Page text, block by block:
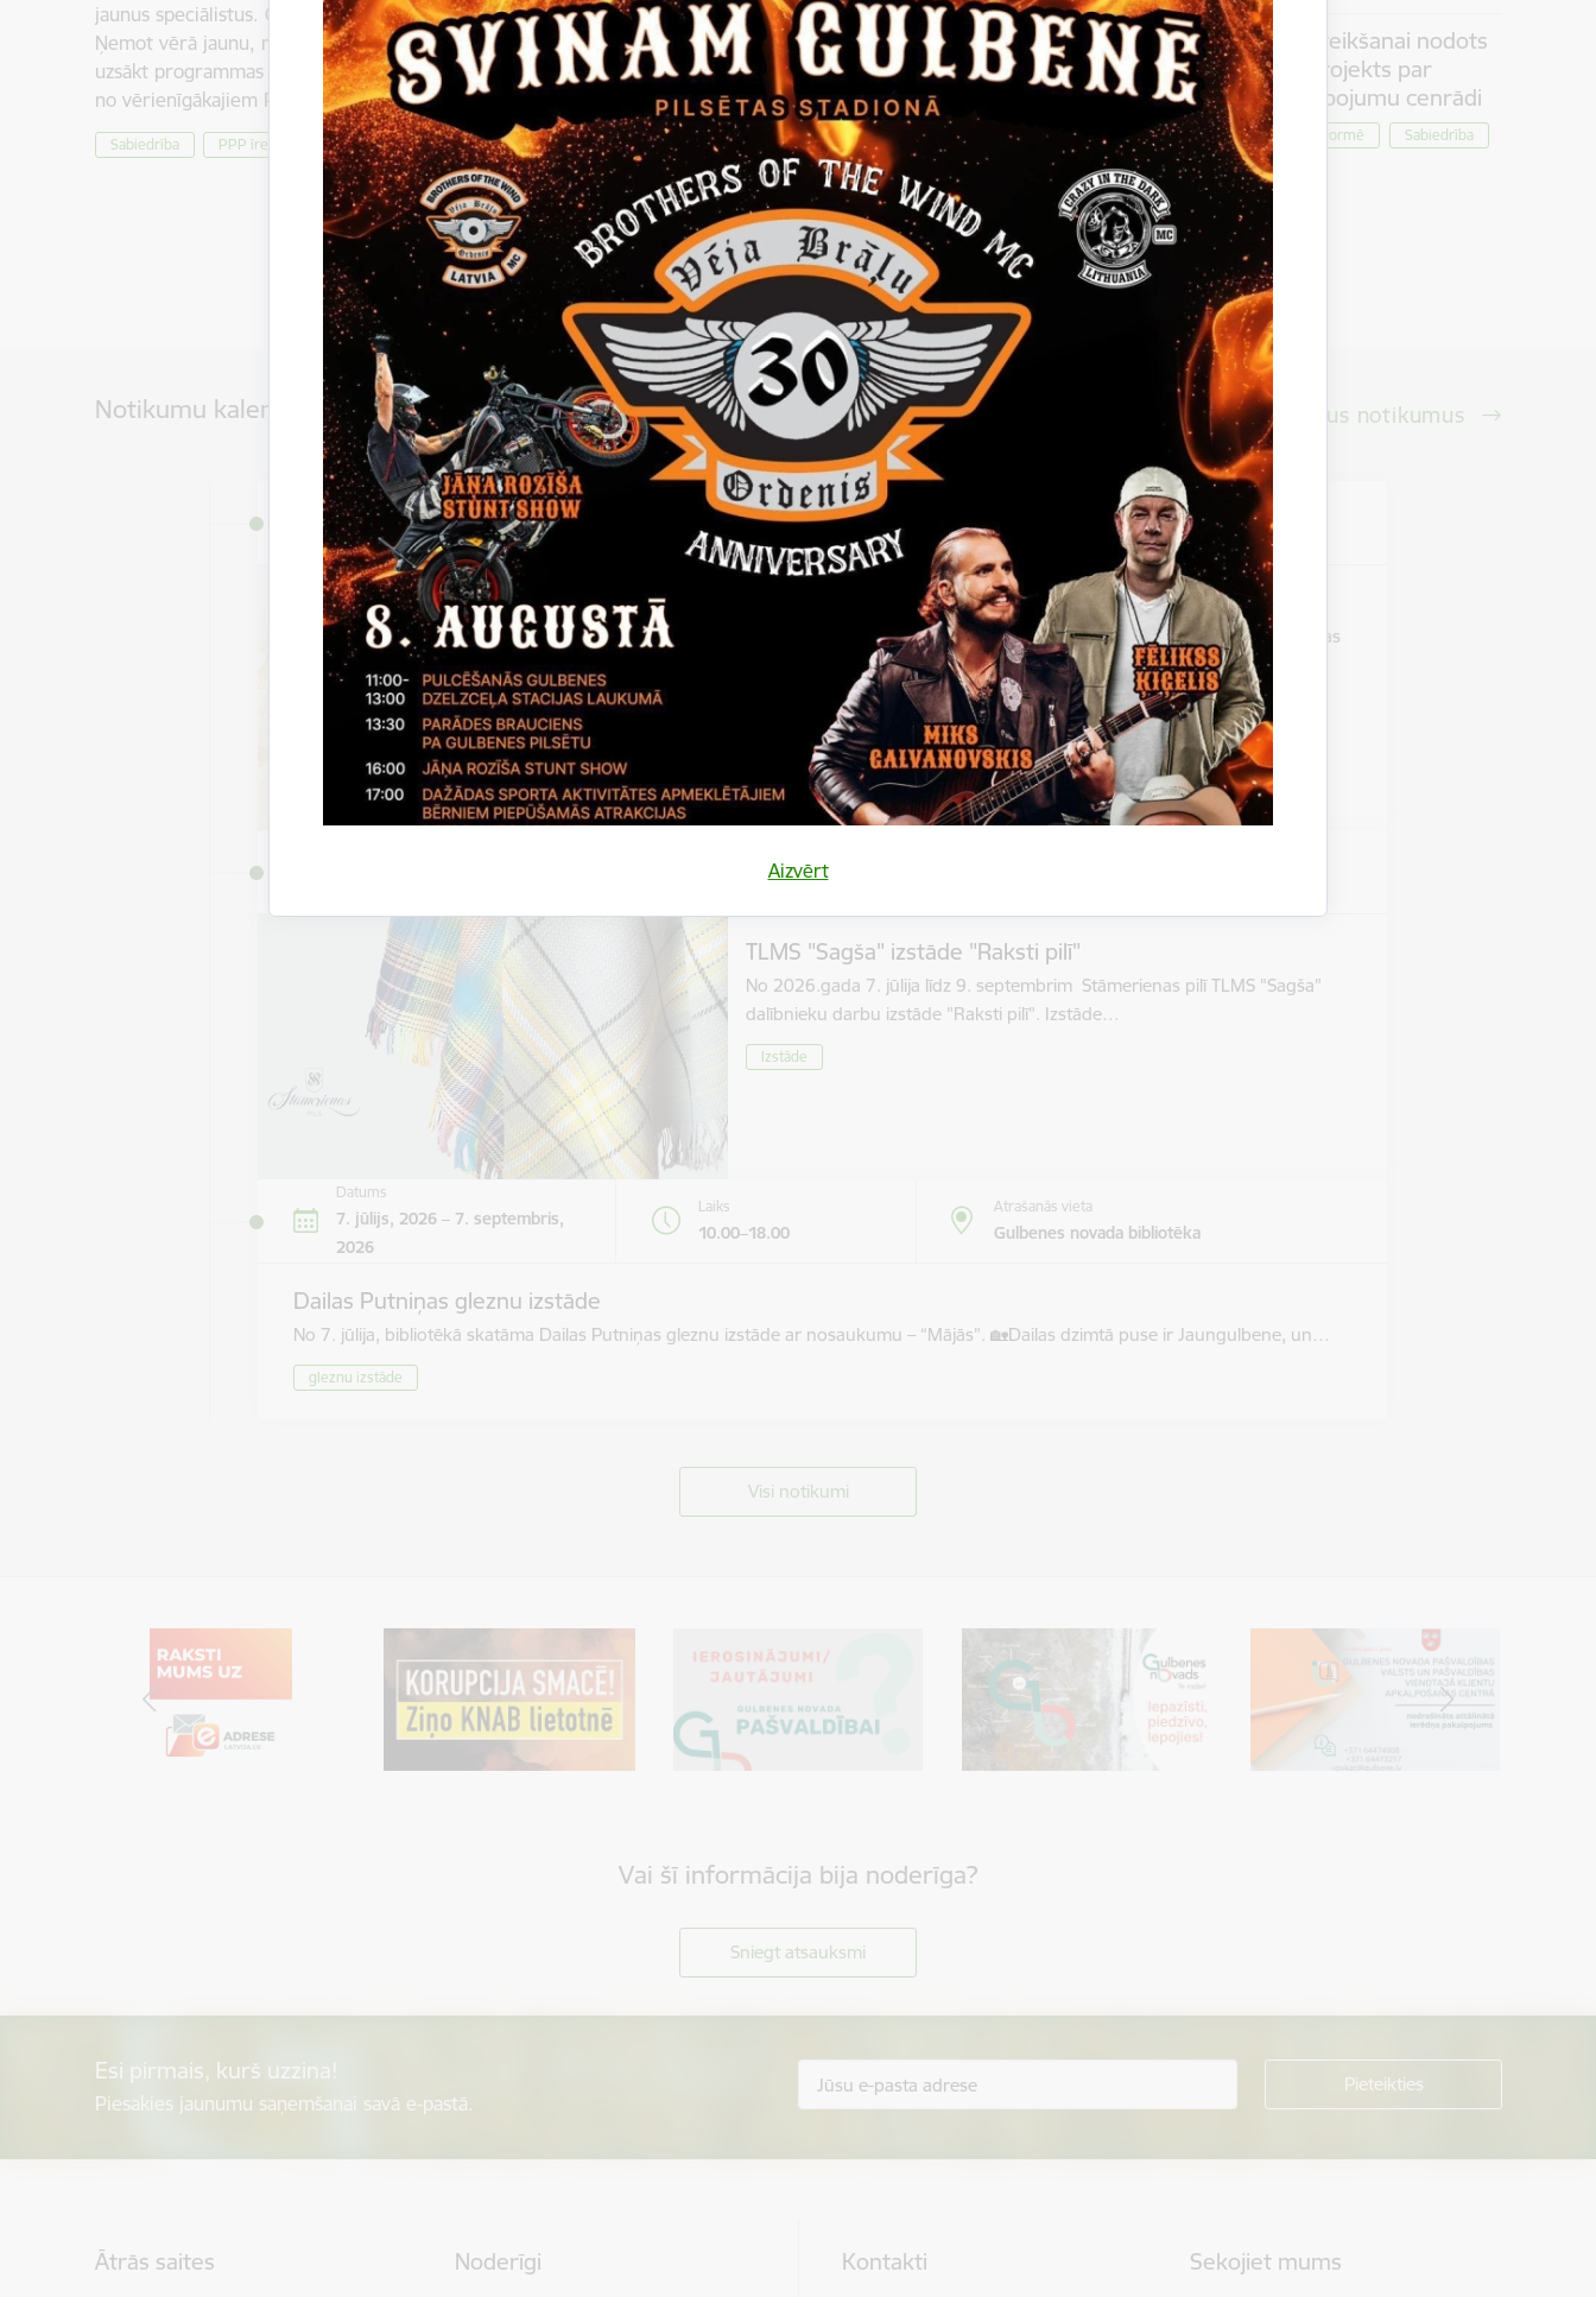
Aizvērt
jaunus speciālistus. Gulbenes pilsētas stāsts PPP mājokļu programmā skatāms:
Ņemot vērā jaunu, mūsdienīgu, kvalitatīvu dzīvokļu trūkumu, valdība nolēmusi
uzsākt programmas "Īres mājokļi profesionāļiem Latvijā" īstenošanu. Tas ir viens
no vērienīgākajiem PPP mājokļu attīstības…
Sabiedrība PPP īres mājokļu programma
Iedzīvotāju viedokļa izteikšanai nodots
saistošo noteikumu projekts par
tūrisma maksas pakalpojumu cenrādi
30.07.2026. Pašvaldība informē Sabiedrība
Visi jaunumi
Notikumu kalendārs Skatīt visus notikumus
Datums
3. jūlijs, 2026 – 31. augusts, 2026
Laiks
Visu dienu Stāmerienas pils
Izstāde "Zirgi klētī"
Līdz septembrim Stāmerienas pils klētī izstāde "Zirgi klētī". Beļavas mākslas
studija "Krāsu prieks" aicina uz gleznu izstādi,…
Visu dienu
TLMS "Sagša" izstāde "Raksti pilī"
No 2026.gada 7. jūlija līdz 9. septembrim Stāmerienas pilī TLMS "Sagša"
dalībnieku darbu izstāde "Raksti pilī". Izstāde…
Izstāde
Datums
7. jūlijs, 2026 – 7. septembris,
2026
Laiks
10.00–18.00
Atrašanās vieta
Gulbenes novada bibliotēka
Dailas Putniņas gleznu izstāde
No 7. jūlija, bibliotēkā skatāma Dailas Putniņas gleznu izstāde ar nosaukumu – “Mājās”. 🏡​Dailas dzimtā puse ir Jaungulbene, un…
gleznu izstāde
Visi notikumi
Vai šī informācija bija noderīga?
Sniegt atsauksmi
Esi pirmais, kurš uzzina!
Piesakies jaunumu saņemšanai savā e-pastā.
Ātrās saites Noderīgi Kontakti Sekojiet mums